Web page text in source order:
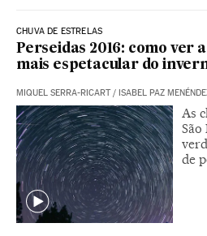
CHUVA DE ESTRELAS
Perseidas 2016: como ver
mais espetacular do
MIQUEL SERRA-RICART / ISABEL PAZ
As
São
de